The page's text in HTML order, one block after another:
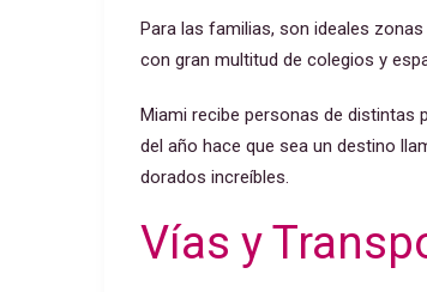
Para las familias, son ideales
con gran multitud de colegios y
Miami recibe personas de distintas
del año hace que sea un destino
dorados increíbles.
Vías y